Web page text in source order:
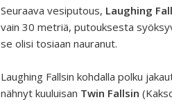
Seuraava vesiputous, Laughing
vain 30 metriä, putouksesta
se olisi tosiaan nauranut.
Laughing Fallsin kohdalla polku
nähnyt kuuluisan Twin Fallsin